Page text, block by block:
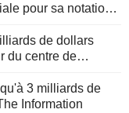
pour sa notation,
de dollars
du centre de
3 milliards de
Information